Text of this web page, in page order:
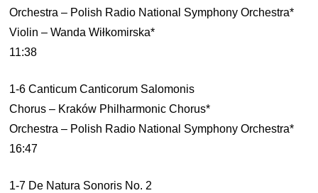
Orchestra – Polish Radio National Symphony Orchestra*
Violin – Wanda Wiłkomirska*
11:38
1-6 Canticum Canticorum Salomonis
Chorus – Kraków Philharmonic Chorus*
Orchestra – Polish Radio National Symphony Orchestra*
16:47
1-7 De Natura Sonoris No. 2